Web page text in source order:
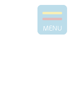
MENU